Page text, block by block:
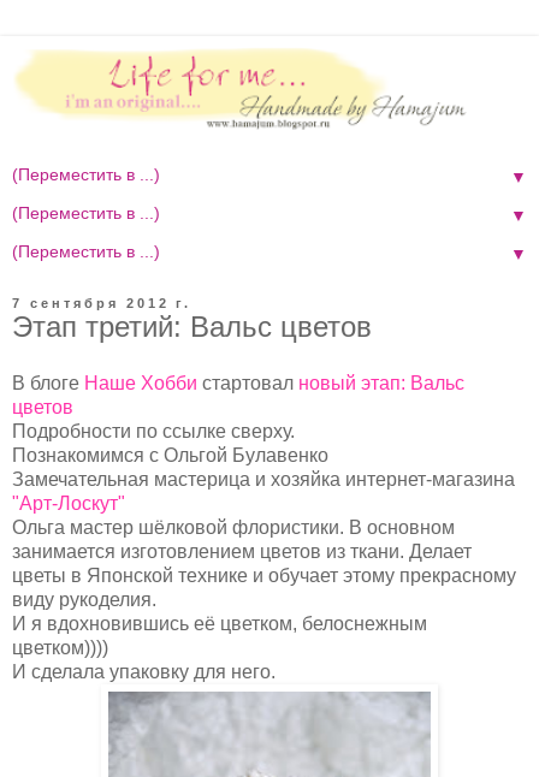
▼
▼
▼
7 сентября 2012 г.
Этап третий: Вальс цветов
В блоге Наше Хобби стартовал новый этап: Вальс
цветов
Подробности по ссылке сверху.
Познакомимся с Ольгой Булавенко
Замечательная мастерица и хозяйка интернет-магазина
"Арт-Лоскут"
Ольга мастер шёлковой флористики. В основном
занимается изготовлением цветов из ткани. Делает
цветы в Японской технике и обучает этому прекрасному
виду рукоделия.
И я вдохновившись её цветком, белоснежным
цветком))))
И сделала упаковку для него.